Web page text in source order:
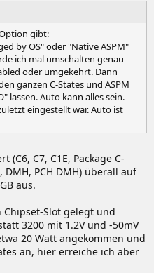
gibt:
by OS" oder "Native ASPM"
ich mal umschalten genau
oder umgekehrt. Dann
ganzen C-States und ASPM
lassen. Auto kann alles sein.
eingestellt war. Auto ist
(C6, C7, C1E, Package C-
DMH, PCH DMH) überall auf
aus.
Slot gelegt und
3200 mit 1.2V und -50mV
20 Watt angekommen und
an, hier erreiche ich aber